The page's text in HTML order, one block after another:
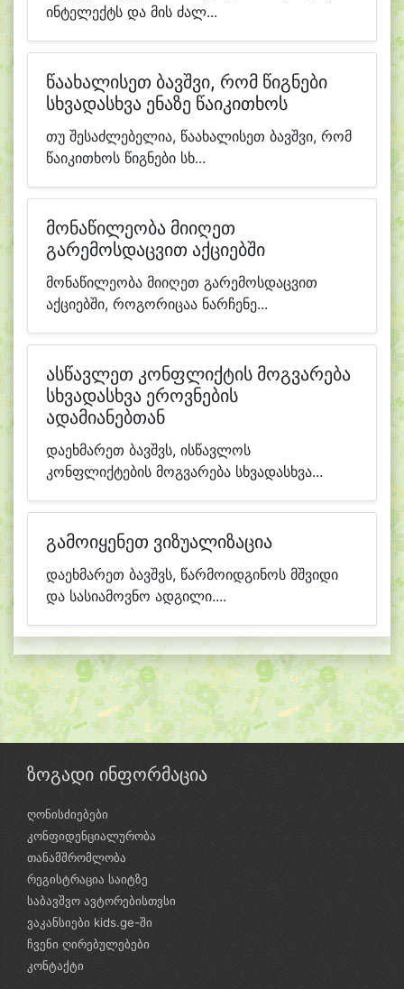
ინტელექტს და მის ძალ...
წაახალისეთ ბავშვი, რომ წიგნები
სხვადასხვა ენაზე წაიკითხოს
თუ შესაძლებელია, წაახალისეთ ბავშვი, რომ
წაიკითხოს წიგნები სხ...
მონაწილეობა მიიღეთ
გარემოსდაცვით აქციებში
მონაწილეობა მიიღეთ გარემოსდაცვით
აქციებში, როგორიცაა ნარჩენე...
ასწავლეთ კონფლიქტის მოგვარება
სხვადასხვა ეროვნების
ადამიანებთან
დაეხმარეთ ბავშვს, ისწავლოს
კონფლიქტების მოგვარება სხვადასხვა...
გამოიყენეთ ვიზუალიზაცია
დაეხმარეთ ბავშვს, წარმოიდგინოს მშვიდი
და სასიამოვნო ადგილი....
ზოგადი ინფორმაცია
ღონისძიებები
კონფიდენციალურობა
თანამშრომლობა
რეგისტრაცია საიტზე
საბავშვო ავტორებისთვსი
ვაკანსიები kids.ge-ში
ჩვენი ღირებულებები
კონტაქტი